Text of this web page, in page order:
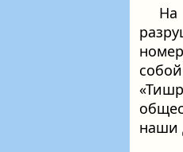
На
наши